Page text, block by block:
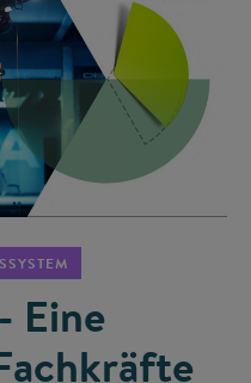
Eine